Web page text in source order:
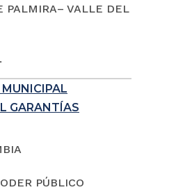
PALMIRA– VALLE DEL
GARANTÍAS
PÚBLICO